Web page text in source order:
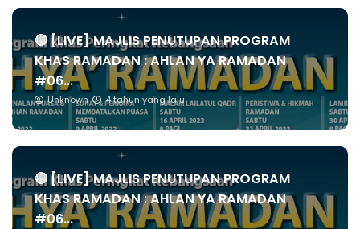
🔴 [LIVE] MAJLIS PENUTUPAN PROGRAM
KHAS RAMADAN : AHLAN YA RAMADAN
#06...
Unknown 4 tahun yang lalu
🔴 [LIVE] MAJLIS PENUTUPAN PROGRAM
KHAS RAMADAN : AHLAN YA RAMADAN
#06...